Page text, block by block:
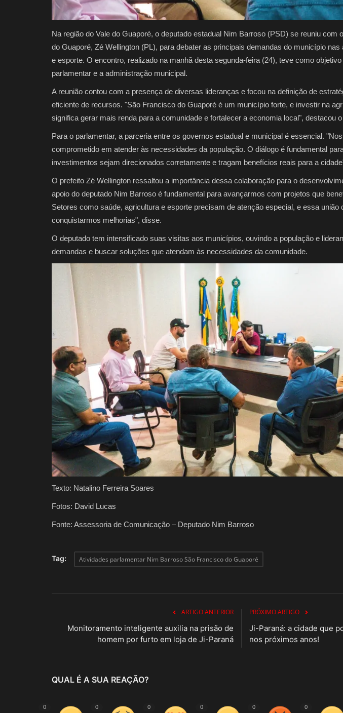
Na região do Vale do Guaporé, o deputado estadual Nim Barroso (PSD) se reuniu com
do Guaporé, Zé Wellington (PL), para debater as principais demandas do município
e esporte. O encontro, realizado na manhã desta segunda-feira (24), teve como
parlamentar e a administração municipal.
A reunião contou com a presença de diversas lideranças e focou na definição de
eficiente de recursos. "São Francisco do Guaporé é um município forte, e investir na
significa gerar mais renda para a comunidade e fortalecer a economia local", destacou
Para o parlamentar, a parceria entre os governos estadual e municipal é essencial.
comprometido em atender às necessidades da população. O diálogo é fundamental
investimentos sejam direcionados corretamente e tragam benefícios reais para a
O prefeito Zé Wellington ressaltou a importância dessa colaboração para o
apoio do deputado Nim Barroso é fundamental para avançarmos com projetos que
Setores como saúde, agricultura e esporte precisam de atenção especial, e essa união
conquistarmos melhorias", disse.
O deputado tem intensificado suas visitas aos municípios, ouvindo a população e
demandas e buscar soluções que atendam às necessidades da comunidade.
Texto: Natalino Ferreira Soares
Fotos: David Lucas
Fonte: Assessoria de Comunicação – Deputado Nim Barroso
Tag: Atividades parlamentar Nim Barroso São Francisco do Guaporé
ARTIGO ANTERIOR
Monitoramento inteligente auxilia na prisão de
homem por furto em loja de Ji-Paraná
PRÓXIMO ARTIGO
Ji-Paraná: a cidade que
nos próximos anos!
QUAL É A SUA REAÇÃO?
0 0 0 0 0 0